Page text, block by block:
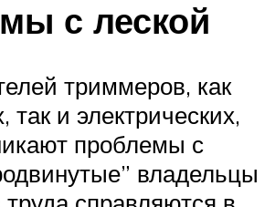
с леской
триммеров, как
так и электрических,
проблемы с
владельцы